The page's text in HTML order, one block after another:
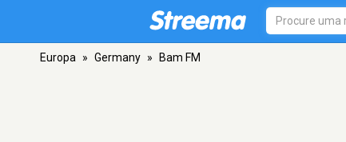
Europa » Germany » Bam FM